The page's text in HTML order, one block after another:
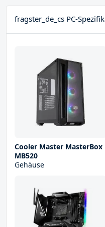
fragster_de_cs PC-
Cooler Master MasterBox
MB520
Gehäuse